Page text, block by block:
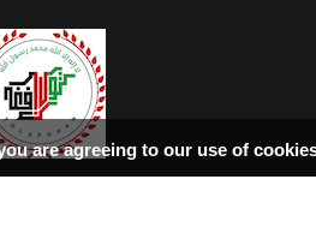
are agreeing to our use of